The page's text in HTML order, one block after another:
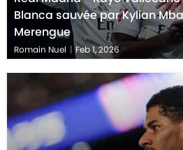
Blanca sauvée par Kylian
Merengue
Romain Nuel | Feb 1, 2026